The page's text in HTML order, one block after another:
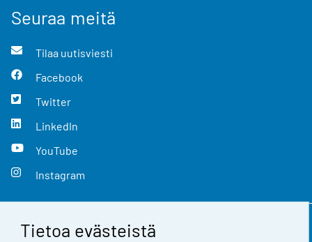
Tietoa evästeistä
Seuraa meitä
Tilaa uutisviesti
Facebook
Twitter
LinkedIn
YouTube
Instagram
Yhteystiedot